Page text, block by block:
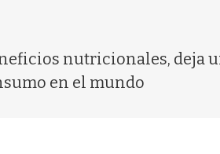
nutricionales, deja
en el mundo